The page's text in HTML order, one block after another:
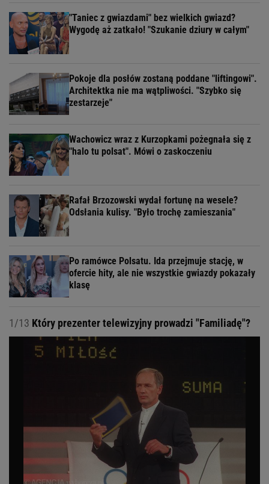
"Taniec z gwiazdami" bez wielkich gwiazd?
Wygodę aż zatkało! "Szukanie dziury w całym"
Pokoje dla posłów zostaną poddane "liftingowi".
Architektka nie ma wątpliwości. "Szybko się
zestarzeje"
Wachowicz wraz z Kurzopkami pożegnała się z
"halo tu polsat". Mówi o zaskoczeniu
Rafał Brzozowski wydał fortunę na wesele?
Odsłania kulisy. "Było trochę zamieszania"
Po ramówce Polsatu. Ida przejmuje stację, w
ofercie hity, ale nie wszystkie gwiazdy pokazały
klasę
1/13 Który prezenter telewizyjny prowadzi "Familiadę"?